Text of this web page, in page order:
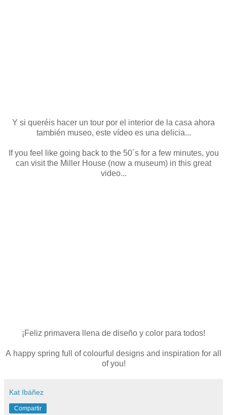
Y si queréis hacer un tour por el interior de la casa ahora
también museo, este vídeo es una delicia...
If you feel like going back to the 50´s for a few minutes, you
can visit the Miller House (now a museum) in this great
video...
¡Feliz primavera llena de diseño y color para todos!
A happy spring full of colourful designs and inspiration for all
of you!
Kat Ibáñez
Compartir